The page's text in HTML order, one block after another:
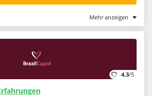
Mehr anzeigen
4.3/5